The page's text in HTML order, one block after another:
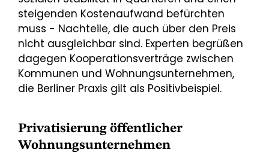
steigenden Kostenaufwand befürchten
muss - Nachteile, die auch über den Preis
nicht ausgleichbar sind. Experten begrüßen
dagegen Kooperationsverträge zwischen
Kommunen und Wohnungsunternehmen,
die Berliner Praxis gilt als Positivbeispiel.
Privatisierung öffentlicher
Wohnungsunternehmen